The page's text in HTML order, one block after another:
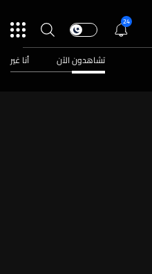
24
تشاهدون الآن أنا غير